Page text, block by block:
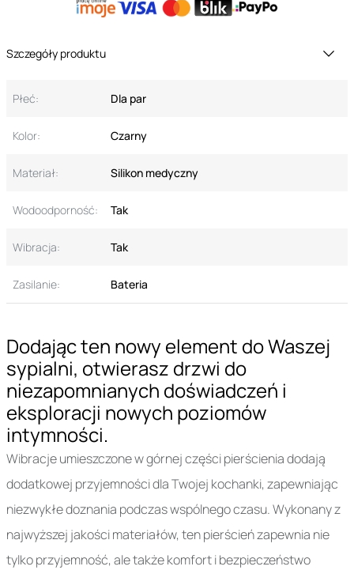
Dodając ten nowy element do Waszej
sypialni, otwierasz drzwi do
niezapomnianych doświadczeń i
eksploracji nowych poziomów
intymności.
Wibracje umieszczone w górnej części pierścienia dodają
dodatkowej przyjemności dla Twojej kochanki, zapewniając
niezwykłe doznania podczas wspólnego czasu. Wykonany z
najwyższej jakości materiałów, ten pierścień zapewnia nie
tylko przyjemność, ale także komfort i bezpieczeństwo
Szczegóły produktu
Płeć: Dla par
Kolor: Czarny
Materiał: Silikon medyczny
Wodoodporność: Tak
Wibracja: Tak
Zasilanie: Bateria